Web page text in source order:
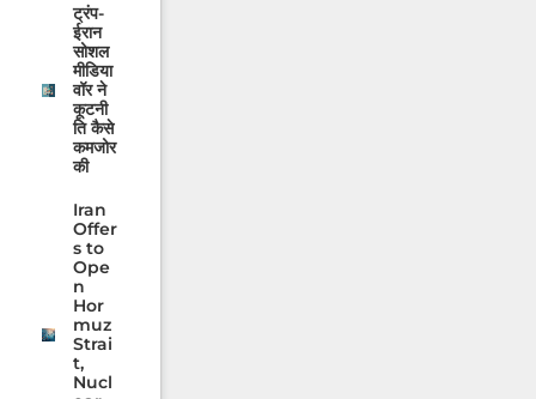
ट्रंप-
ईरान
सोशल
मीडिया
वॉर ने
कूटनी
ति कैसे
कमजोर
की
Iran
Offer
s to
Ope
n
Hor
muz
Strai
t,
Nucl